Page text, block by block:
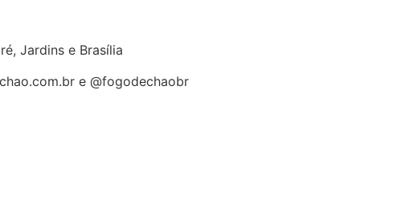
Jardins e Brasília
e @fogodechaobr